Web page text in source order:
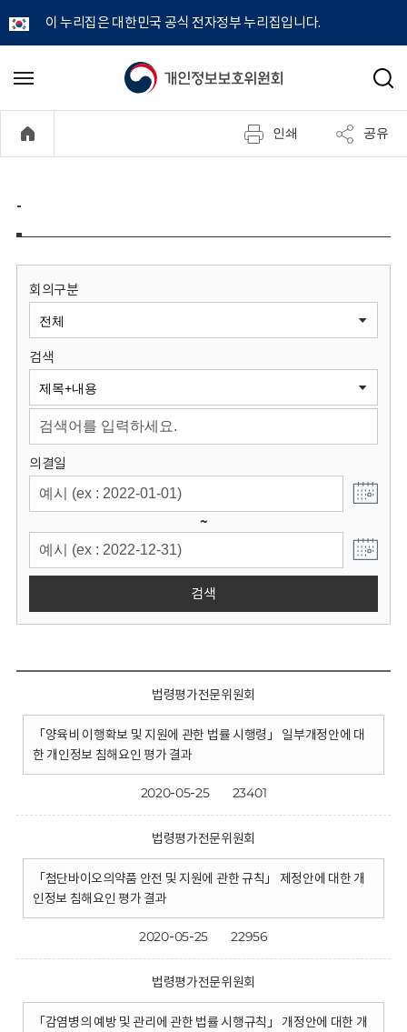
이 누리집은 대한민국 공식 전자정부 누리집입니다.
개
정
보
원
회
메
기
검
인쇄 공유
-
회의구분
검색
의결일
~
검색
법령평가전문위원회
「양육비 이행확보 및 지원에 관한 법률 시행령」 일부개정안에 대
한 개인정보 침해요인 평가 결과
2020-05-25 23401
법령평가전문위원회
「첨단바이오의약품 안전 및 지원에 관한 규칙」 제정안에 대한 개
인정보 침해요인 평가 결과
2020-05-25 22956
법령평가전문위원회
「감염병의 예방 및 관리에 관한 법률 시행규칙」 개정안에 대한 개